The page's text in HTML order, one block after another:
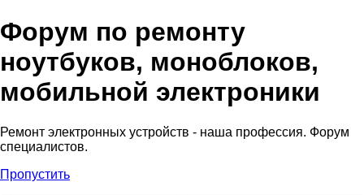
Регистрация
Форум по ремонту
ноутбуков, моноблоков,
мобильной электроники
Ремонт электронных устройств - наша профессия. Форум
специалистов.
Пропустить